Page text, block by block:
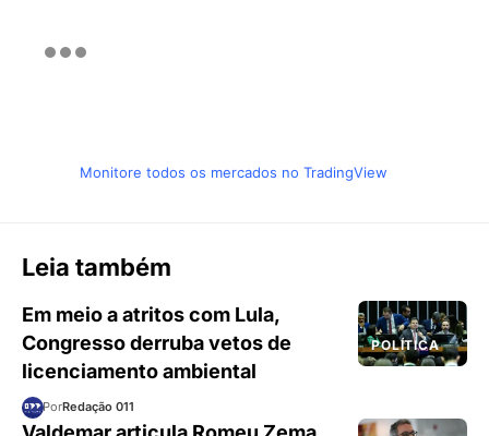
Monitore todos os mercados no TradingView
Leia também
POLÍTICA
Em meio a atritos com Lula,
Congresso derruba vetos de
licenciamento ambiental
PorRedação 011